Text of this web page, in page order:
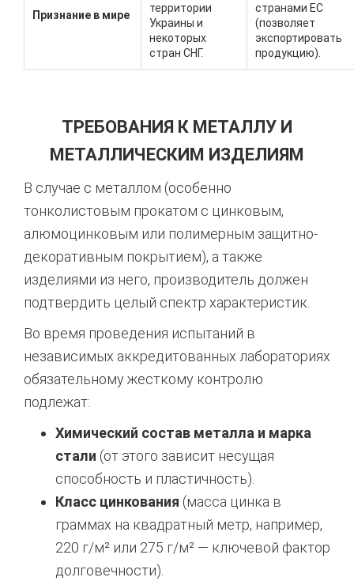
Признание в мире
территории
Украины и
некоторых
стран СНГ.
странами ЕС
(позволяет
экспортировать
продукцию).
ТРЕБОВАНИЯ К МЕТАЛЛУ И
МЕТАЛЛИЧЕСКИМ ИЗДЕЛИЯМ
В случае с металлом (особенно
тонколистовым прокатом с цинковым,
алюмоцинковым или полимерным защитно-
декоративным покрытием), а также
изделиями из него, производитель должен
подтвердить целый спектр характеристик.
Во время проведения испытаний в
независимых аккредитованных лабораториях
обязательному жесткому контролю
подлежат:
Химический состав металла и марка
стали (от этого зависит несущая
способность и пластичность).
Класс цинкования (масса цинка в
граммах на квадратный метр, например,
220 г/м² или 275 г/м² — ключевой фактор
долговечности).